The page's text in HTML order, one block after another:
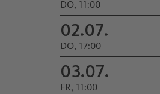
DO, 11:00
02.07.
DO, 17:00
03.07.
FR, 11:00